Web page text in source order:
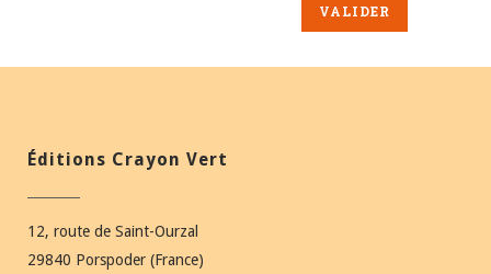
Éditions Crayon Vert
12, route de Saint-Ourzal
29840 Porspoder (France)